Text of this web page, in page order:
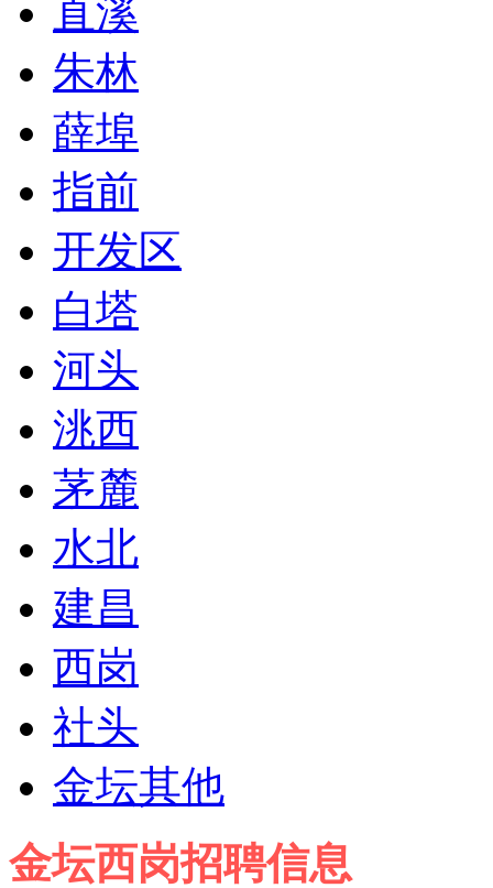
直溪
朱林
薛埠
指前
开发区
白塔
河头
洮西
茅麓
水北
建昌
西岗
社头
金坛其他
金坛西岗招聘信息